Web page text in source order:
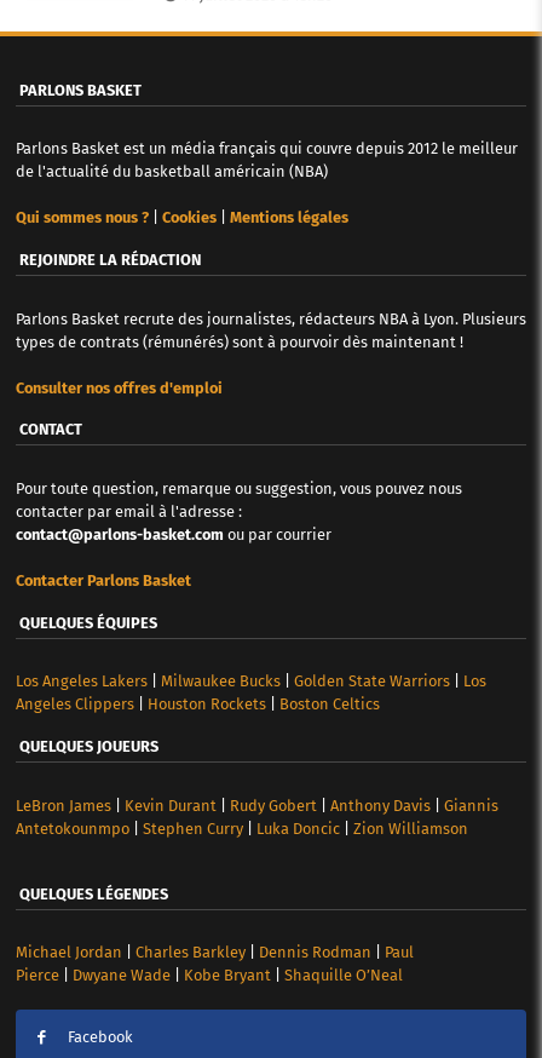
PARLONS BASKET
Parlons Basket est un média français qui couvre depuis 2012 le meilleur
de l'actualité du basketball américain (NBA)
Qui sommes nous ?| Cookies| Mentions légales
REJOINDRE LA RÉDACTION
Parlons Basket recrute des journalistes, rédacteurs NBA à Lyon. Plusieurs
types de contrats (rémunérés) sont à pourvoir dès maintenant !
Consulter nos offres d'emploi
CONTACT
Pour toute question, remarque ou suggestion, vous pouvez nous
contacter par email à l'adresse :
contact@parlons-basket.com ou par courrier
Contacter Parlons Basket
QUELQUES ÉQUIPES
Los Angeles Lakers| Milwaukee Bucks| Golden State Warriors| Los
Angeles Clippers| Houston Rockets| Boston Celtics
QUELQUES JOUEURS
LeBron James| Kevin Durant Rudy Gobert Anthony Davis| Giannis
Antetokounmpo| Stephen Curry| Luka Doncic| Zion Williamson
QUELQUES LÉGENDES
Michael Jordan Charles Barkley| Dennis Rodman
Paul
Pierce| Dwyane Wade| Kobe Bryant| Shaquille O’Neal
Facebook